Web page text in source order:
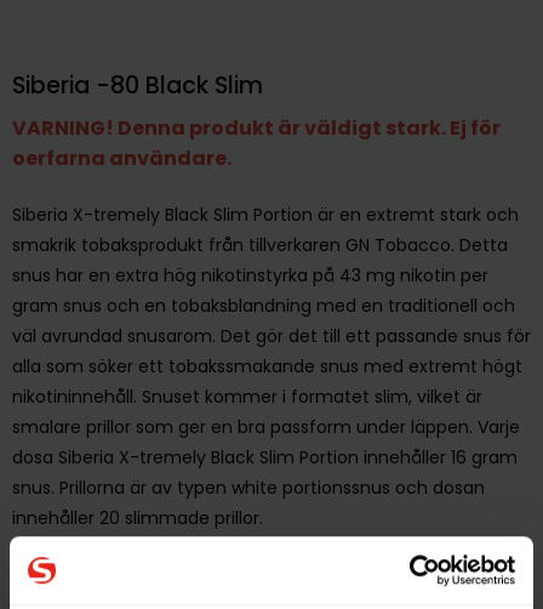
Siberia -80 Black Slim
VARNING! Denna produkt är väldigt stark. Ej för
oerfarna användare.
Siberia X-tremely Black Slim Portion är en extremt stark och
smakrik tobaksprodukt från tillverkaren GN Tobacco. Detta
snus har en extra hög nikotinstyrka på 43 mg nikotin per
gram snus och en tobaksblandning med en traditionell och
väl avrundad snusarom. Det gör det till ett passande snus för
alla som söker ett tobakssmakande snus med extremt högt
nikotininnehåll. Snuset kommer i formatet slim, vilket är
smalare prillor som ger en bra passform under läppen. Varje
dosa Siberia X-tremely Black Slim Portion innehåller 16 gram
snus. Prillorna är av typen white portionssnus och dosan
innehåller 20 slimmade prillor.